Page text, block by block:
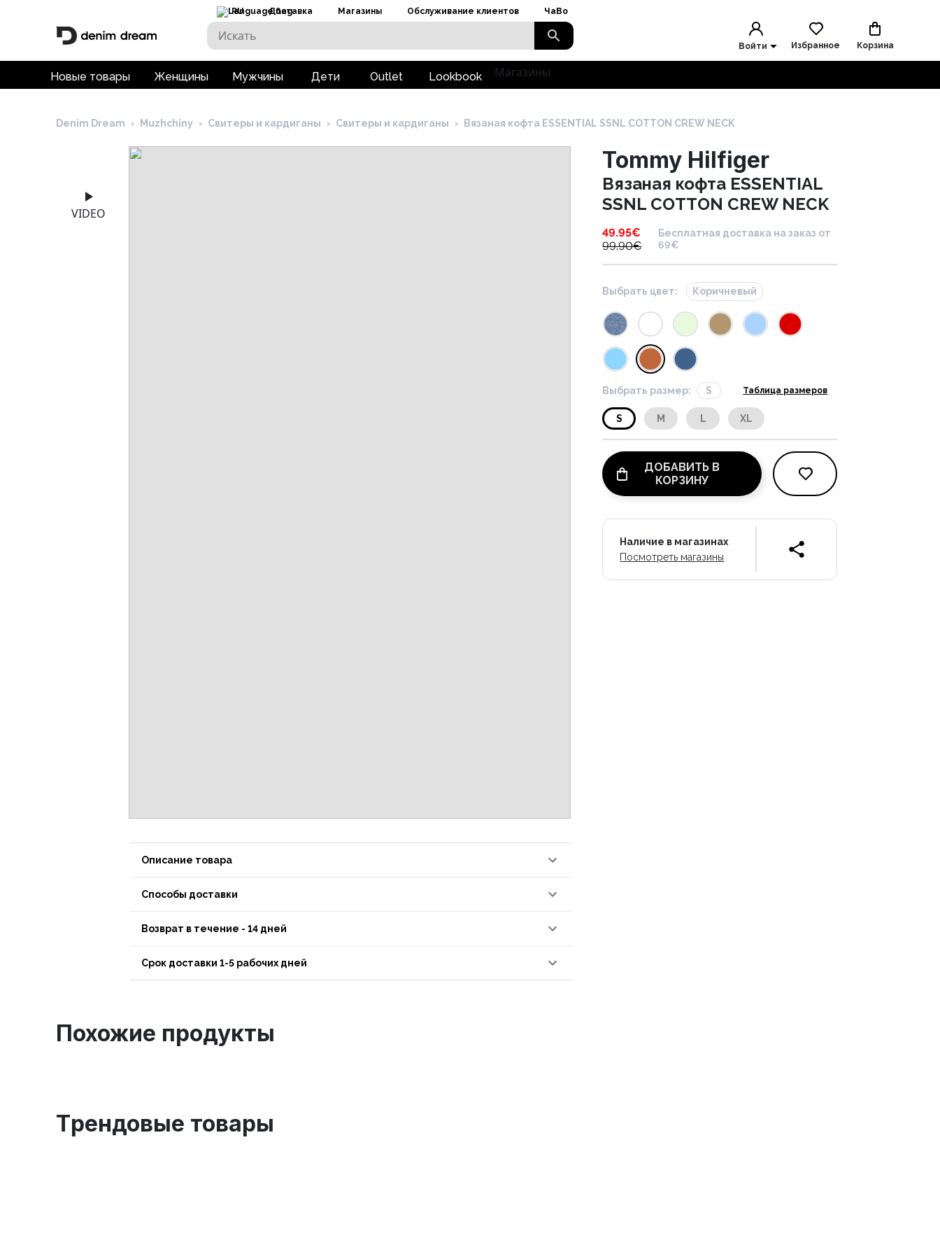
RU Доставка Магазины Обслуживание клиентов ЧаВо
Войти Избранное Корзина
Новые товары Женщины Мужчины Дети Outlet Lookbook Магазины
Denim Dream › Muzhchiny › Свитеры и кардиганы › Свитеры и кардиганы › Вязаная кофта ESSENTIAL SSNL COTTON CREW NECK
VIDEO
Описание товара
Способы доставки
Возврат в течение - 14 дней
Срок доставки 1-5 рабочих дней
Tommy Hilfiger
Вязаная кофта ESSENTIAL
SSNL COTTON CREW NECK
49.95€
99.90€
Бесплатная доставка на заказ от
69€
Выбрать цвет: Коричневый
Выбрать размер: S Таблица размеров
S M L XL
ДОБАВИТЬ В
КОРЗИНУ
Наличие в магазинах
Посмотреть магазины
Похожие продукты
Tрендовые товары